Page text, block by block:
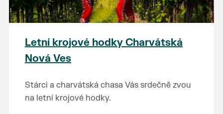
Letní krojové hodky Charvátská
Nová Ves
Stárci a charvátská chasa Vás srdečně zvou
na letní krojové hodky.